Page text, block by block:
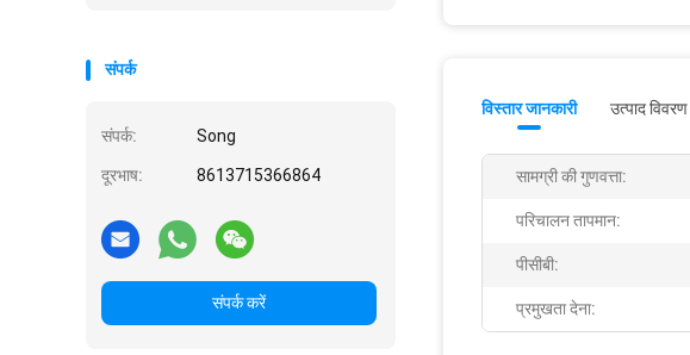
संपर्क
संपर्क: Song
दूरभाष: 8613715366864
संपर्क करें
विस्तार जानकारी उत्पाद विवरण
सामग्री की गुणवत्ता:
परिचालन तापमान:
पीसीबी:
प्रमुखता देना: